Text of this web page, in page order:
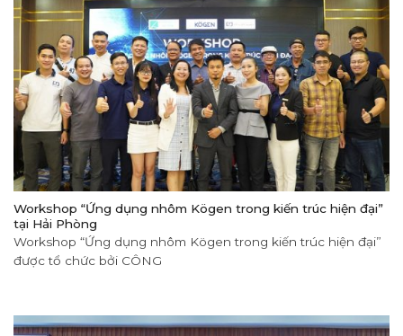
Workshop “Ứng dụng nhôm Kögen trong kiến trúc hiện đại”
tại Hải Phòng
Workshop “Ứng dụng nhôm Kögen trong kiến trúc hiện đại”
được tổ chức bởi CÔNG